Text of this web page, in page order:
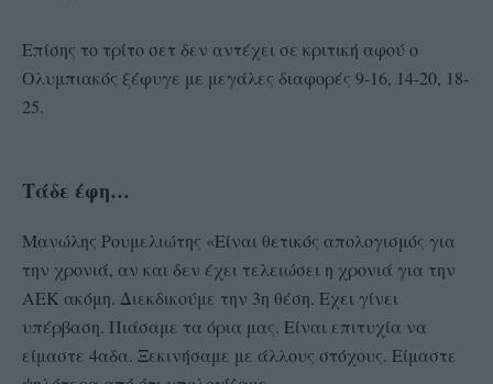
Επίσης το τρίτο σετ δεν αντέχει σε κριτική αφού ο
Ολυμπιακός ξέφυγε με μεγάλες διαφορές 9-16, 14-20, 18-
25.
Τάδε έφη…
Μανώλης Ρουμελιώτης «Είναι θετικός απολογισμός για
την χρονιά, αν και δεν έχει τελειώσει η χρονιά για την
ΑΕΚ ακόμη. Διεκδικούμε την 3η θέση. Εχει γίνει
υπέρβαση. Πιάσαμε τα όρια μας. Είναι επιτυχία να
είμαστε 4αδα. Ξεκινήσαμε με άλλους στόχους. Είμαστε